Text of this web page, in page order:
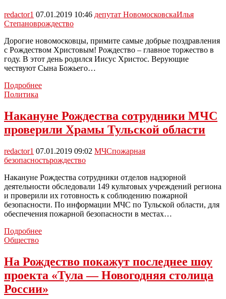
Афонского
redactor1 07.01.2019 10:46 депутат НовомосковскаИлья
Степановрождество
Дорогие новомосковцы, примите самые добрые поздравления
с Рождеством Христовым! Рождество – главное торжество в
году. В этот день родился Иисус Христос. Верующие
чествуют Сына Божьего…
ПодробнееПоздравление
Христовым
от
Ильи
Политика
Накануне Рождества сотрудники МЧС
проверили Храмы Тульской области
redactor1 07.01.2019 09:02 МЧСпожарная
безопасностьрождество
Накануне Рождества сотрудники отделов надзорной
деятельности обследовали 149 культовых учреждений региона
и проверили их готовность к соблюдению пожарной
безопасности. По информации МЧС по Тульской области, для
обеспечения пожарной безопасности в местах…
ПодробнееНакануне
проверили
Храмы
области
Общество
На Рождество покажут последнее шоу
проекта «Тула — Новогодняя столица
России»